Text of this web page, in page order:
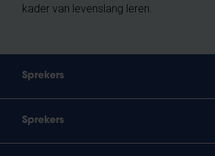
kader van levenslang leren.
Sprekers
Sprekers